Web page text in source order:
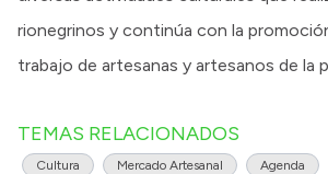
rionegrinos y continúa con la
trabajo de artesanas y artesanos de la
TEMAS RELACIONADOS
Cultura Mercado Artesanal Agenda